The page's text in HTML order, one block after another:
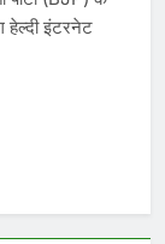
हेल्दी इंटरनेट